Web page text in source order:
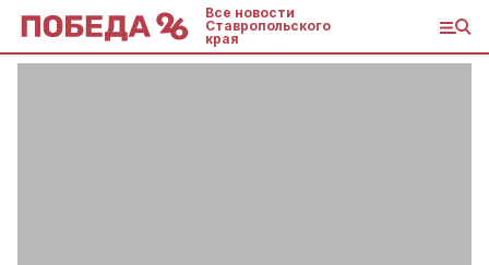
Все новости
Ставропольского
края